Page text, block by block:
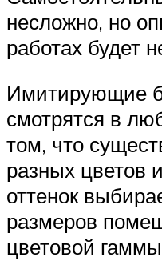
несложно, но
работах будет
Имитирующие
смотрятся в
том, что
разных цветов
оттенок
размеров
цветовой